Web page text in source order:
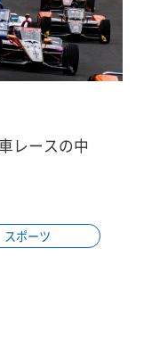
レースの中
スポーツ